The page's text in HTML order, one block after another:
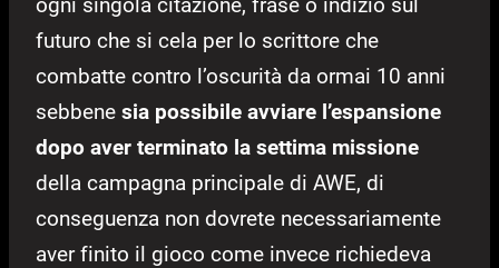
futuro che si cela per lo scrittore che
combatte contro l’oscurità da ormai 10 anni
sebbene sia possibile avviare l’espansione
dopo aver terminato la settima missione
della campagna principale di AWE, di
conseguenza non dovrete necessariamente
aver finito il gioco come invece richiedeva